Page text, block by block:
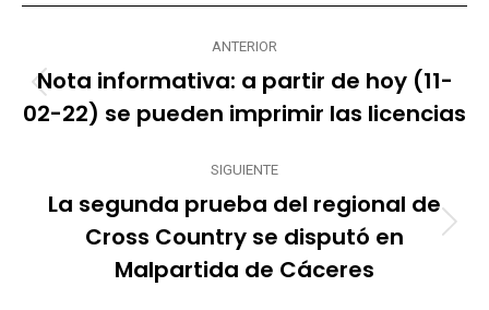
Navegación
entre
publicaciones
ANTERIOR
Publicación
anterior:
Nota informativa: a partir de hoy (11-
02-22) se pueden imprimir las licencias
SIGUIENTE
Publicación
siguiente:
La segunda prueba del regional de
Cross Country se disputó en
Malpartida de Cáceres